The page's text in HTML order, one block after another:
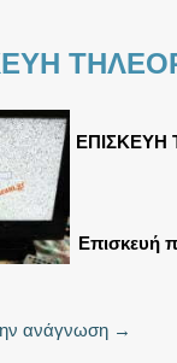
ΕΠΙΣΚΕΥΗ
Επισκευή
ανάγνωση →